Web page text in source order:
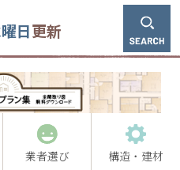
日更新
業者選び 構造・建材